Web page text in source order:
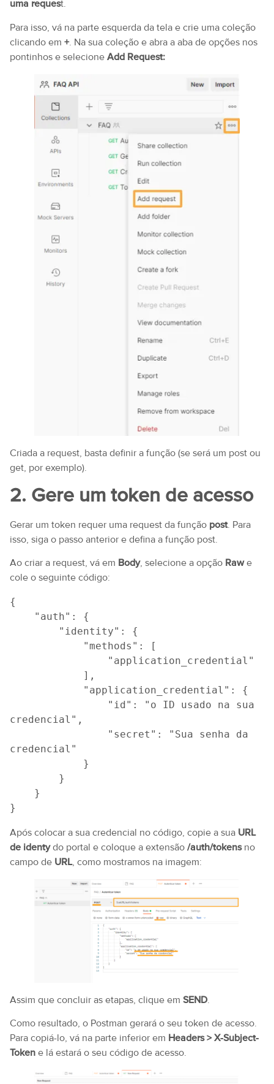
uma request.
Para isso, vá na parte esquerda da tela e crie uma coleção
clicando em +. Na sua coleção e abra a aba de opções nos
pontinhos e selecione Add Request:
Criada a request, basta definir a função (se será um post ou
get, por exemplo).
2. Gere um token de acesso
Gerar um token requer uma request da função post. Para
isso, siga o passo anterior e defina a função post.
Ao criar a request, vá em Body, selecione a opção Rawe
cole o seguinte código:
{
    "auth": {
        "identity": {
            "methods": [
                "application_credential"
            ],
            "application_credential": {
credencial",
credencial"
            }
        }
    }
}
Após colocar a sua credencial no código, copie a sua URL
de identydo portal e coloque a extensão /auth/tokensno
campo de URL, como mostramos na imagem:
Assim que concluir as etapas, clique em SEND.
Como resultado, o Postman gerará o seu token de acesso.
Para copiá-lo, vá na parte inferior em Headers > X-Subject-
Token e lá estará o seu código de acesso.